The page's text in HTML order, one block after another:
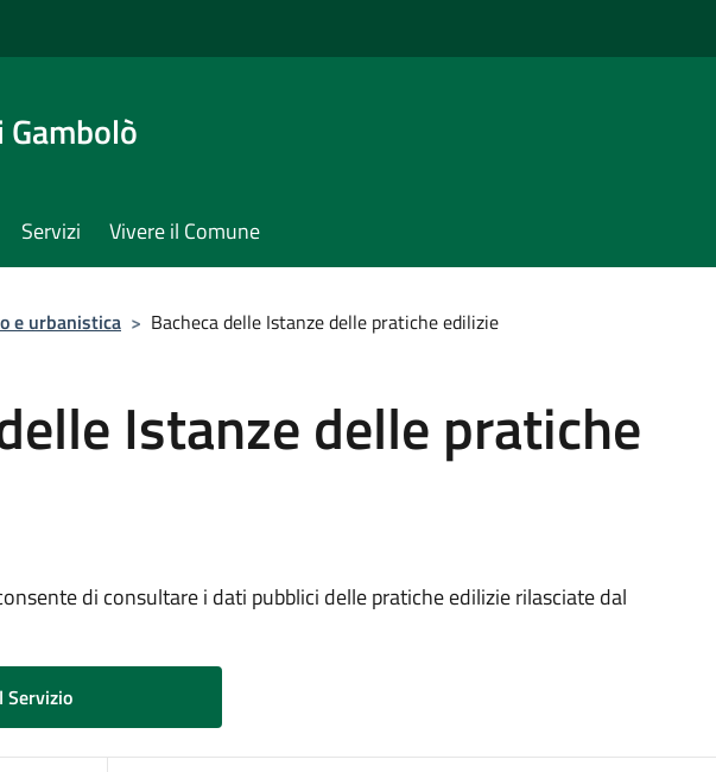
Gambolò
Servizi Vivere il Comune
e urbanistica > Bacheca delle Istanze delle pratiche edilizie
Istanze delle pratiche
di consultare i dati pubblici delle pratiche edilizie rilasciate dal
Servizio